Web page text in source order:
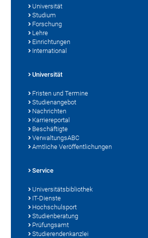
Universität
Studium
Forschung
Lehre
Einrichtungen
International
Universität
Fristen und Termine
Studienangebot
Nachrichten
Karriereportal
Beschäftigte
VerwaltungsABC
Amtliche Veröffentlichungen
Service
Universitätsbibliothek
IT-Dienste
Hochschulsport
Studienberatung
Prüfungsamt
Studierendenkanzlei